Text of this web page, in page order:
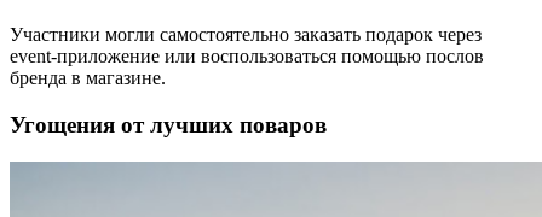
Участники могли самостоятельно заказать подарок через
event-приложение или воспользоваться помощью послов
бренда в магазине.
Угощения от лучших поваров